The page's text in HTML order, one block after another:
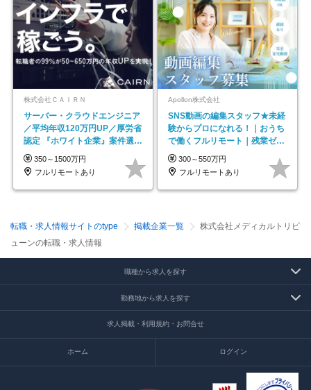
株式会社ＣＡＩＲＮ
サーバー・クラウドエンジニア
／平均年収120万円UP／厚労省
認定 『ホワイト企業』案件選択
制度／年休129日
350～1500万円
フルリモートあり
Apollon株式会社
SNS動画の編集スタッフ★未経
験からプロになれる！｜おうち
で働くフルリモート｜残業ゼロ
で18時退勤◎
300～550万円
フルリモートあり
転職・求人情報サイトのtype 掲載企業一覧
株式会社メディカルトリビ
ューンの転職・求人情報
職種から求人を探す
勤務地から求人を探す
求人掲載・利用規約・お問合せ
ホーム ログイン